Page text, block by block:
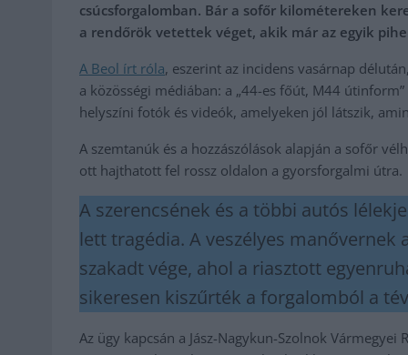
csúcsforgalomban. Bár a sofőr kilométereken
a rendőrök vetettek véget, akik már az egyik
A Beol írt róla, eszerint az incidens vasárnap
a közösségi médiában: a „44-es főút, M44
helyszíni fotók és videók, amelyeken jól látszik,
A szemtanúk és a hozzászólások alapján a sofőr
ott hajthatott fel rossz oldalon a gyorsforgalmi útra.
A szerencsének és a többi autós
lett tragédia. A veszélyes manővernek
szakadt vége, ahol a riasztott
sikeresen kiszűrték a forgalomból a
Az ügy kapcsán a Jász-Nagykun-Szolnok